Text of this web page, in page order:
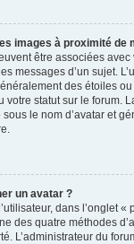
images à proximité de
être associées
messages d’un sujet.
des étoiles
votre statut sur le forum.
le nom d’avatar et
un avatar ?
dans l’onglet
des quatre méthodes
L’administrateur du